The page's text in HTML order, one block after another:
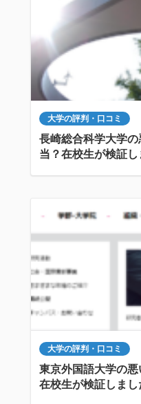
大学の評判・口コミ
長崎総合科学大学
当？在校生が検証し
大学の評判・口コミ
東京外国語大学の
在校生が検証しまし